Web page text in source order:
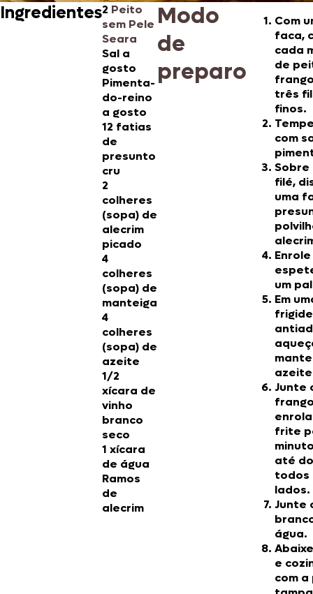
Ingredientes2 Peito
sem Pele
Seara
Sal a
gosto
Pimenta-
do-reino
a gosto
12 fatias
de
presunto
cru
2
colheres
(sopa) de
alecrim
picado
4
colheres
(sopa) de
manteiga
4
colheres
(sopa) de
azeite
1/2
xícara de
vinho
branco
seco
1 xícara
de água
Ramos
de
alecrim
Modo
de
preparo
Com
faca,
cada
de
três
finos.
com
Sobre
filé,
uma
um
Em
Junte
frite
até
todos
lados.
Junte
água.
e
com